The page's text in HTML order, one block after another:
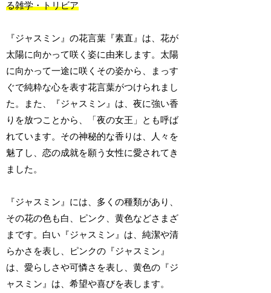
る雑学・トリビア
『ジャスミン』の花言葉『素直』は、花が
太陽に向かって咲く姿に由来します。太陽
に向かって一途に咲くその姿から、まっす
ぐで純粋な心を表す花言葉がつけられまし
た。また、『ジャスミン』は、夜に強い香
りを放つことから、「夜の女王」とも呼ば
れています。その神秘的な香りは、人々を
魅了し、恋の成就を願う女性に愛されてき
ました。
『ジャスミン』には、多くの種類があり、
その花の色も白、ピンク、黄色などさまざ
まです。白い『ジャスミン』は、純潔や清
らかさを表し、ピンクの『ジャスミン』
は、愛らしさや可憐さを表し、黄色の『ジ
ャスミン』は、希望や喜びを表します。